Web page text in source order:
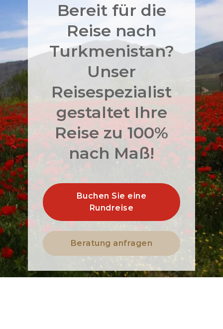
Bereit für die
Reise nach
Turkmenistan?
Unser
Reisespezialist
gestaltet Ihre
Reise zu 100%
nach Maß!
Buchen Sie eine
Rundreise
Beratung anfragen